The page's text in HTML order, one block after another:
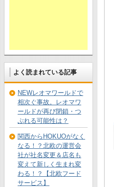
よく読まれている記事
NEWレオマワールドで
相次ぐ事故。レオマワ
ールドが再び閉鎖・つ
ぶれる可能性は？
関西からHOKUOがなく
なる！？北欧の運営会
社が社名変更＆店名も
変えて新しく生まれ変
わる！？【北欧フード
サービス】